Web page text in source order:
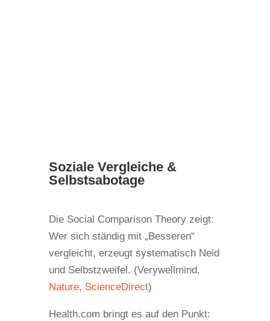
Soziale Vergleiche &
Selbstsabotage
Die Social Comparison Theory zeigt:
Wer sich ständig mit „Besseren“
vergleicht, erzeugt systematisch Neid
und Selbstzweifel. (Verywellmind,
Nature, ScienceDirect)
Health.com bringt es auf den Punkt: